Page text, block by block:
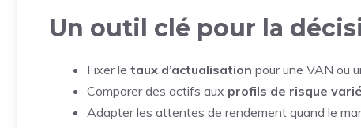
Un outil clé pour la
Fixer le taux d’actualisation pour une VAN ou
Comparer des actifs aux profils de risque
Adapter les attentes de rendement quand le